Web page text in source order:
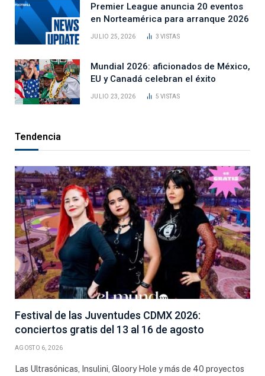
Premier League anuncia 20 eventos
en Norteamérica para arranque 2026
JULIO 25, 2026 3VISTAS
Mundial 2026: aficionados de México,
EU y Canadá celebran el éxito
JULIO 23, 2026 5VISTAS
Tendencia
Festival de las Juventudes CDMX 2026:
conciertos gratis del 13 al 16 de agosto
AGOSTO 6, 2026
Las Ultrasónicas, Insulini, Gloory Hole y más de 40 proyectos